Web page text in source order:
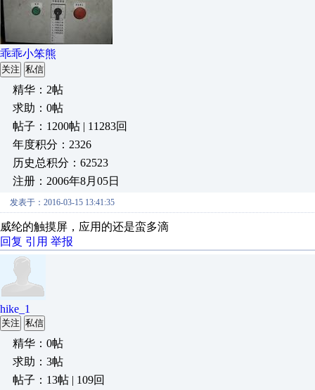
乖乖小笨熊
关注 私信
精华：2帖
求助：0帖
帖子：1200帖 | 11283回
年度积分：2326
历史总积分：62523
注册：2006年8月05日
发表于：2016-03-15 13:41:35
威纶的触摸屏，应用的还是蛮多滴
回复 引用 举报
hike_1
关注 私信
精华：0帖
求助：3帖
帖子：13帖 | 109回